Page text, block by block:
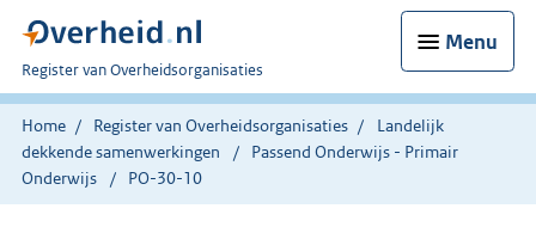
Menu
U
bent
nu
hier:
Register van Overheidsorganisaties
Home Register van Overheidsorganisaties
Landelijk
dekkende samenwerkingen
Passend Onderwijs - Primair
Onderwijs
PO-30-10